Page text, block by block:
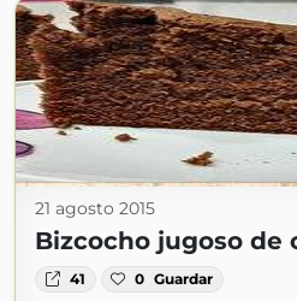
21 agosto 2015
Bizcocho jugoso de
41 0 Guardar